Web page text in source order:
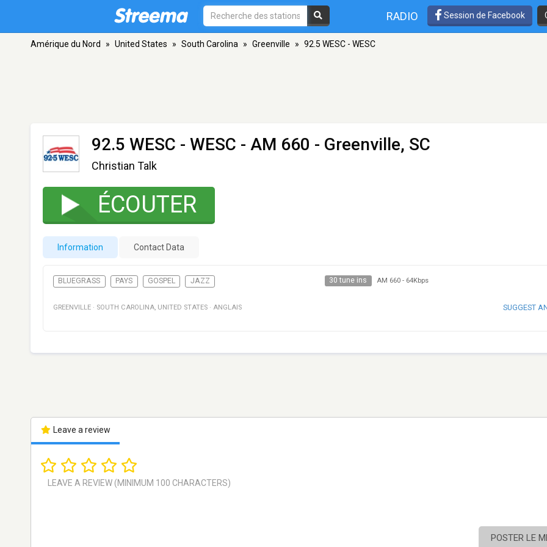
RADIO Session de Facebook
Amérique du Nord » United States » South Carolina » Greenville » 92.5 WESC - WESC
92.5 WESC - WESC - AM 660 - Greenville, SC
Christian Talk
ÉCOUTER
Information Contact Data
BLUEGRASS PAYS GOSPEL JAZZ 30 tune ins AM 660- 64Kbps
GREENVILLE · SOUTH CAROLINA, UNITED STATES · ANGLAIS SUGGEST
Leave a review
POSTER LE